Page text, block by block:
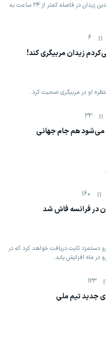
بلیت‌های اولین بازی فرانسه در خاک این کشور تحت هدایت زیدن الدین زیدان در فاصله کمتر از ۲۴ ساعت به
6
زیدان مربیگری کند!
او در مربیگری صحبت کرد.
33
می‌شود هم جام جهانی
160
در فرانسه فاش شد
سرمربی جدید تیم ملی فرانسه، ماهانه ۳۰۰ هزار یورو دستمزد ثابت دریافت خواهد کرد که در
123
جدید تیم ملی